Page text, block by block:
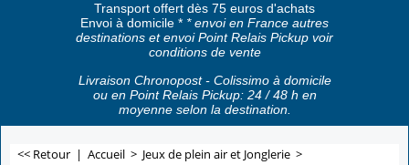
Transport offert dès 75 euros d'achats
Envoi à domicile * * envoi en France autres
destinations et envoi Point Relais Pickup voir
conditions de vente
Livraison Chronopost - Colissimo à domicile
ou en Point Relais Pickup: 24 / 48 h en
moyenne selon la destination.
<< Retour | Accueil > Jeux de plein air et Jonglerie >